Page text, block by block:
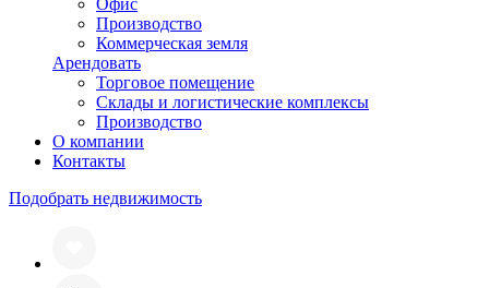
Офис
Производство
Коммерческая земля
Арендовать
Торговое помещение
Склады и логистические комплексы
Производство
О компании
Контакты
Подобрать недвижимость